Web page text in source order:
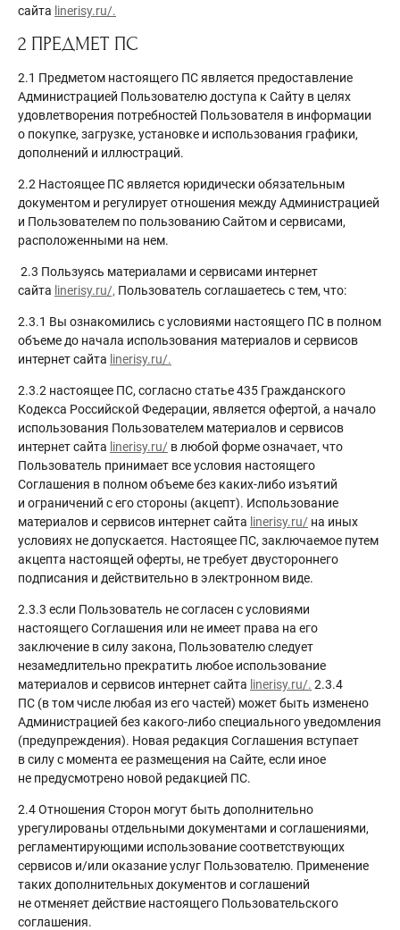
сайта linerisy.ru/.
2 ПРЕДМЕТ ПС
2.1 Предметом настоящего ПС является предоставление
Администрацией Пользователю доступа к Сайту в целях
удовлетворения потребностей Пользователя в информации
о покупке, загрузке, установке и использования графики,
дополнений и иллюстраций.
2.2 Настоящее ПС является юридически обязательным
документом и регулирует отношения между Администрацией
и Пользователем по пользованию Сайтом и сервисами,
расположенными на нем.
2.3 Пользуясь материалами и сервисами интернет
сайта linerisy.ru/, Пользователь соглашаетесь с тем, что:
2.3.1 Вы ознакомились с условиями настоящего ПС в полном
объеме до начала использования материалов и сервисов
интернет сайта linerisy.ru/.
2.3.2 настоящее ПС, согласно статье 435 Гражданского
Кодекса Российской Федерации, является офертой, а начало
использования Пользователем материалов и сервисов
интернет сайта linerisy.ru/ в любой форме означает, что
Пользователь принимает все условия настоящего
Соглашения в полном объеме без каких-либо изъятий
и ограничений с его стороны (акцепт). Использование
материалов и сервисов интернет сайта linerisy.ru/ на иных
условиях не допускается. Настоящее ПС, заключаемое путем
акцепта настоящей оферты, не требует двустороннего
подписания и действительно в электронном виде.
2.3.3 если Пользователь не согласен с условиями
настоящего Соглашения или не имеет права на его
заключение в силу закона, Пользователю следует
незамедлительно прекратить любое использование
материалов и сервисов интернет сайта linerisy.ru/. 2.3.4
ПС (в том числе любая из его частей) может быть изменено
Администрацией без какого-либо специального уведомления
(предупреждения). Новая редакция Соглашения вступает
в силу с момента ее размещения на Сайте, если иное
не предусмотрено новой редакцией ПС.
2.4 Отношения Сторон могут быть дополнительно
урегулированы отдельными документами и соглашениями,
регламентирующими использование соответствующих
сервисов и/или оказание услуг Пользователю. Применение
таких дополнительных документов и соглашений
не отменяет действие настоящего Пользовательского
соглашения.